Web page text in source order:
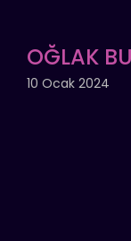
OĞLAK
10 Ocak 2024